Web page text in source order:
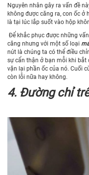
Nguyên nhân gây ra vấn đề
không được căng ra, con ốc ở
là tại lúc lắp suốt vào hộp
Để khắc phục được những
căng nhưng với một số loại
nút là chúng ta có thể điều
sự cẩn thận ở bạn mỗi khi bắt
vặn lại phần ốc của nó. Cuối
còn lỗi nữa hay không.
4. Đường chỉ